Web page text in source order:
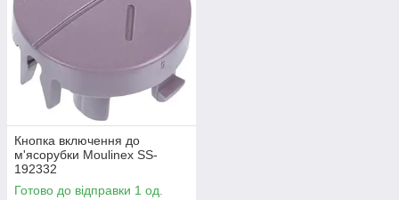
Кнопка включення до
м'ясорубки Moulinex SS-
192332
Готово до відправки 1 од.